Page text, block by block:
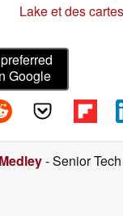
Lake et des
Google
- Senior